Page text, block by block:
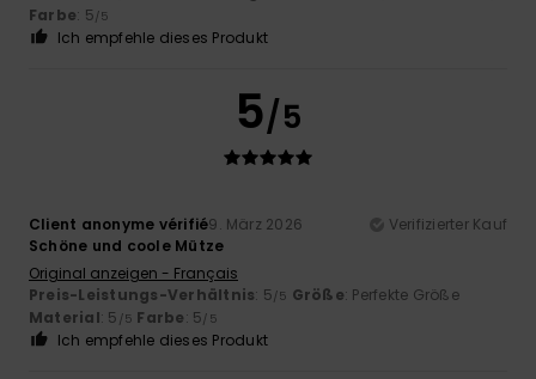
Farbe: 5/5
Ich empfehle dieses Produkt
5/5
Client anonyme vérifié9. März 2026
Verifizierter Kauf
Schöne und coole Mütze
Original anzeigen - Français
Preis-Leistungs-Verhältnis: 5/5 Größe: Perfekte Größe
Material: 5 /5 Farbe: 5/5
Ich empfehle dieses Produkt